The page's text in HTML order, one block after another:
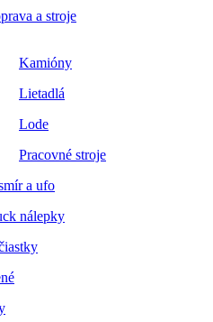
a stroje
Kamióny
Lietadlá
Lode
Pracovné stroje
a ufo
nálepky